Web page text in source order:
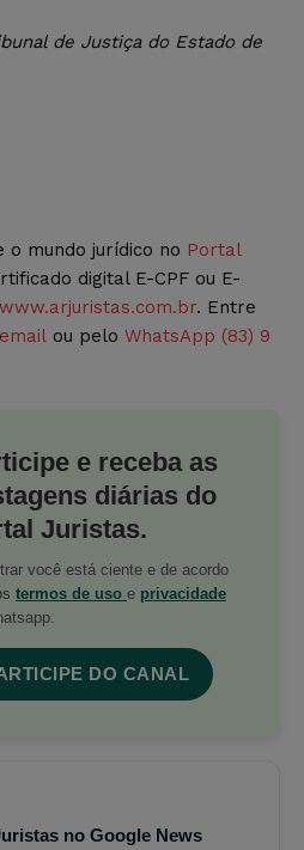
de Justiça do Estado de
o mundo jurídico no Portal
digital E-CPF ou E-
www.arjuristas.com.br. Entre
email ou pelo WhatsApp (83) 9
e receba as
diárias do
Juristas.
você está ciente e de acordo
termos de uso e privacidade
DO CANAL
no Google News